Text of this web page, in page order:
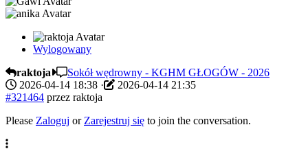
Wylogowany
raktoja
Sokół wędrowny - KGHM GŁOGÓW - 2026
2026-04-14 18:38 ·
2026-04-14 21:35
#321464 przez raktoja
Please Zaloguj or Zarejestruj się to join the conversation.